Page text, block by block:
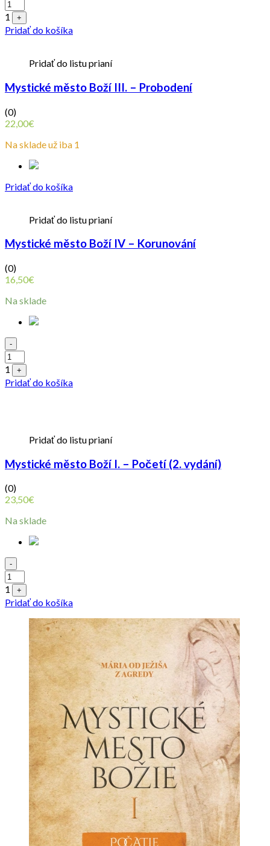
1 +
Pridať do košíka
Pridať do listu prianí
Mystické město Boží III. – Probodení
(0)
22,00€
Na sklade už iba 1
Pridať do košíka
Pridať do listu prianí
Mystické město Boží IV – Korunování
(0)
16,50€
Na sklade
Quantity
-
1 +
Pridať do košíka
Pridať do listu prianí
Mystické město Boží I. – Početí (2. vydání)
(0)
23,50€
Na sklade
Quantity
-
1 +
Pridať do košíka